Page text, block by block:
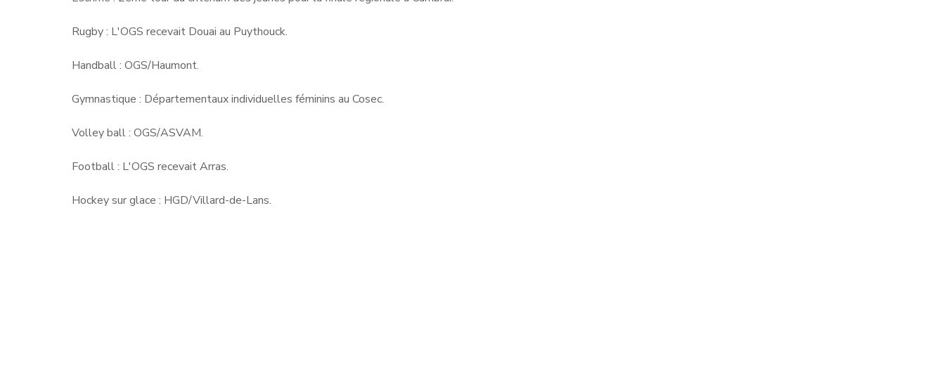
Rugby : L'OGS recevait Douai au Puythouck.
Handball : OGS/Haumont.
Gymnastique : Départementaux individuelles féminins au Cosec.
Volley ball : OGS/ASVAM.
Football : L'OGS recevait Arras.
Hockey sur glace : HGD/Villard-de-Lans.